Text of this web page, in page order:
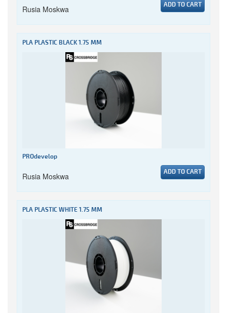
Rusia Moskwa ADD TO CART
PLA PLASTIC BLACK 1.75 MM
PROdevelop
Rusia Moskwa ADD TO CART
PLA PLASTIC WHITE 1.75 MM